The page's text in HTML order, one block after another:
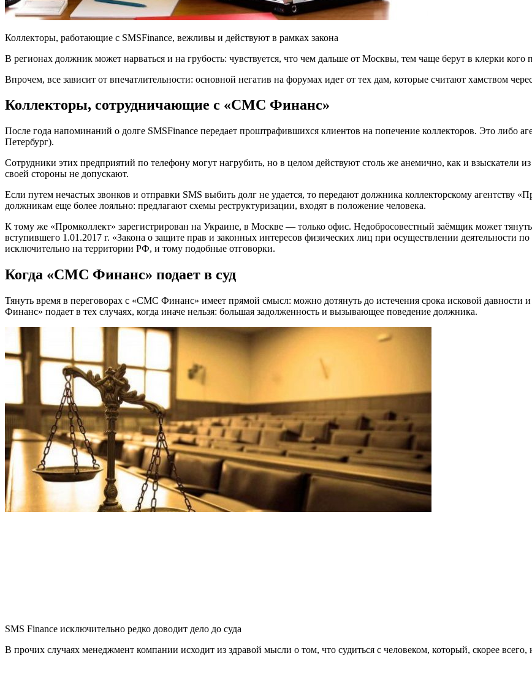
Коллекторы, работающие с SMSFinance, вежливы и действуют в рамках закона
В регионах должник может нарваться и на грубость: чувствуется, что чем дальше от Москвы, тем чаще берут в клерки кого
Впрочем, все зависит от впечатлительности: основной негатив на форумах идет от тех дам, которые считают хамством
Коллекторы, сотрудничающие с «СМС Финанс»
После года напоминаний о долге SMSFinance передает проштрафившихся клиентов на попечение коллекторов. Это либо
Петербург).
Сотрудники этих предприятий по телефону могут нагрубить, но в целом действуют столь же анемично, как и
своей стороны не допускают.
Если путем нечастых звонков и отправки SMS выбить долг не удается, то передают должника коллекторскому агентству
должникам еще более лояльно: предлагают схемы реструктуризации, входят в положение человека.
К тому же «Промколлект» зарегистрирован на Украине, в Москве — только офис. Недобросовестный заёмщик может
вступившего 1.01.2017 г. «Закона о защите прав и законных интересов физических лиц при осуществлении деятельности
исключительно на территории РФ, и тому подобные отговорки.
Когда «СМС Финанс» подает в суд
Тянуть время в переговорах с «СМС Финанс» имеет прямой смысл: можно дотянуть до истечения срока исковой
Финанс» подает в тех случаях, когда иначе нельзя: большая задолженность и вызывающее поведение должника.
SMS Finance исключительно редко доводит дело до суда
В прочих случаях менеджмент компании исходит из здравой мысли о том, что судиться с человеком, который, скорее